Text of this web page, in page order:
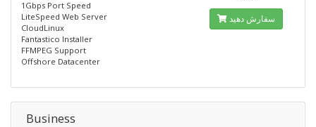
1Gbps Port Speed
LiteSpeed Web Server
CloudLinux
Fantastico Installer
FFMPEG Support
Offshore Datacenter
سفارش دهید
Business